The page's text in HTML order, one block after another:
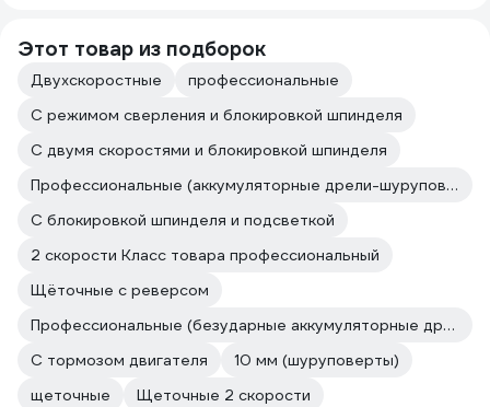
Этот товар из подборок
Двухскоростные
профессиональные
C режимом сверления и блокировкой шпинделя
С двумя скоростями и блокировкой шпинделя
Профессиональные (аккумуляторные дрели-шуруповерты)
С блокировкой шпинделя и подсветкой
2 скорости Класс товара профессиональный
Щёточные с реверсом
Профессиональные (безударные аккумуляторные дрели-шуруповерты)
С тормозом двигателя
10 мм (шуруповерты)
щеточные
Щеточные 2 скорости